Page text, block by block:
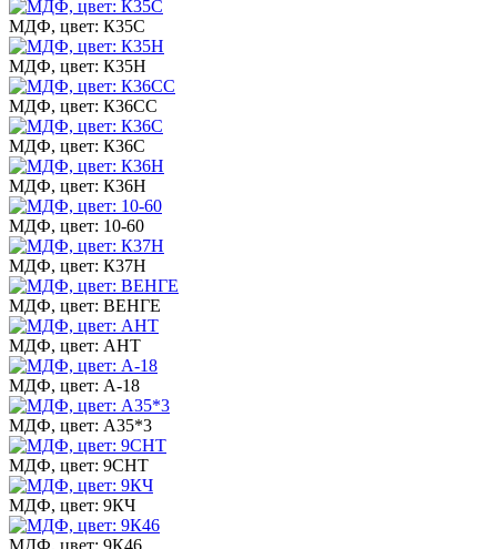
МДФ, цвет: К35С
МДФ, цвет: К35Н
МДФ, цвет: К36СС
МДФ, цвет: К36С
МДФ, цвет: К36Н
МДФ, цвет: 10-60
МДФ, цвет: К37Н
МДФ, цвет: ВЕНГЕ
МДФ, цвет: АНТ
МДФ, цвет: А-18
МДФ, цвет: А35*3
МДФ, цвет: 9СНТ
МДФ, цвет: 9КЧ
МДФ, цвет: 9К46